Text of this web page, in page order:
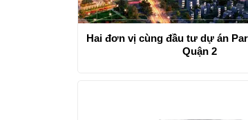
Hai đơn vị cùng đầu tư dự án
Quận 2